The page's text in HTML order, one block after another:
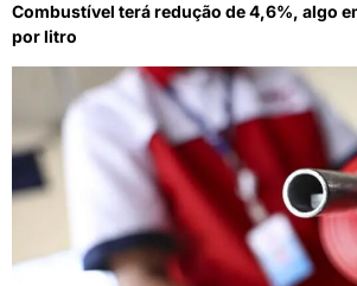
Combustível terá redução de 4,6%, algo
por litro